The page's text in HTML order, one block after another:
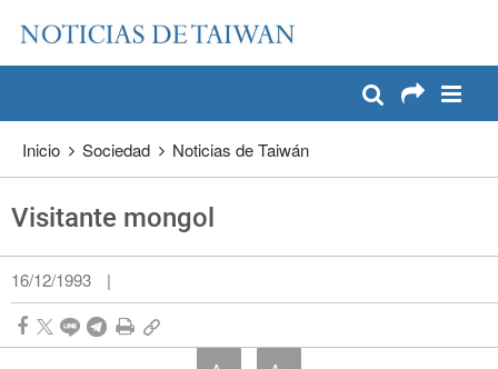
Pase a contenido principal
Inicio Sociedad Noticias de Taiwán
Visitante mongol
16/12/1993 |